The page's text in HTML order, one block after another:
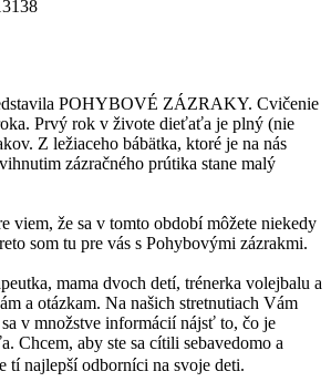
POHYBOVÉ ZÁZRAKY. Cvičenie
Prvý rok v živote dieťaťa je plný (nie
Z ležiaceho bábätka, ktoré je na nás
zázračného prútika stane malý
viem, že sa v tomto období môžete niekedy
som tu pre vás s Pohybovými zázrakmi.
mama dvoch detí, trénerka volejbalu a
a otázkam. Na našich stretnutiach Vám
v množstve informácií nájsť to, čo je
Chcem, aby ste sa cítili sebavedomo a
tí najlepší odborníci na svoje deti.